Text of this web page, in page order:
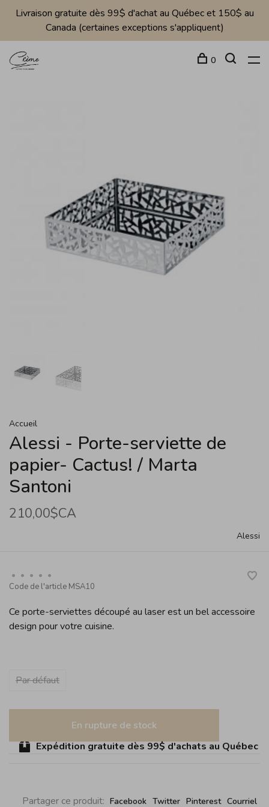
Livraison gratuite dès 99$ d'achat au Québec et 150$ au
Canada (certaines exceptions s'appliquent)
0
Accueil
Alessi - Porte-serviette de
papier- Cactus! / Marta
Santoni
210,00$CA
Alessi
• • • • •
Code de l'article MSA10
Ce porte-serviettes découpé au laser est un bel accessoire
design pour votre cuisine.
Par défaut
En rupture de stock
Expédition gratuite dès 99$ d'achats au Québec
Partager ce produit: Facebook Twitter Pinterest Courriel